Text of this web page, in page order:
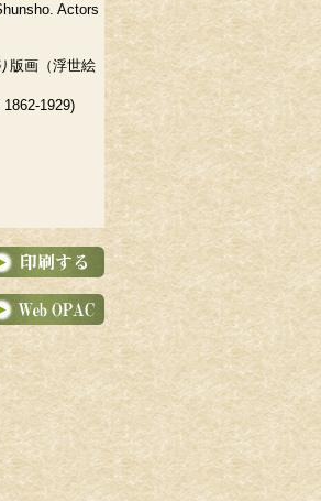
Actors
版画（浮世絵
1929)